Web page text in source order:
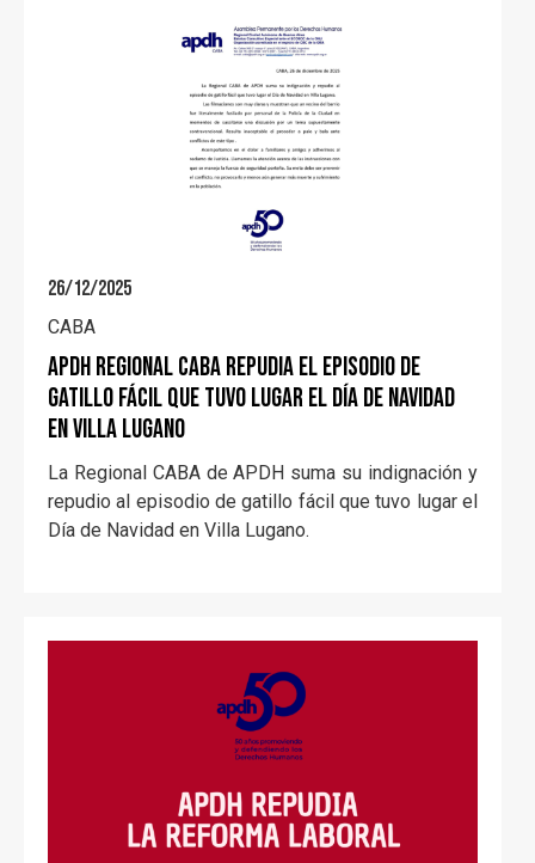
26/12/2025
CABA
APDH Regional Caba repudia el episodio de
gatillo fácil que tuvo lugar el Día de Navidad
en Villa Lugano
La Regional CABA de APDH suma su indignación y
repudio al episodio de gatillo fácil que tuvo lugar el
Día de Navidad en Villa Lugano.